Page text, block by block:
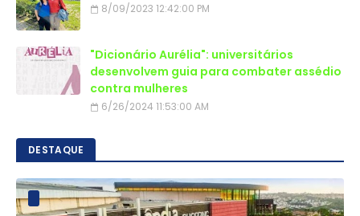
8/09/2023 12:42:00 PM
"Dicionário Aurélia": universitários
desenvolvem guia para combater assédio
contra mulheres
6/26/2024 11:53:00 AM
DESTAQUE